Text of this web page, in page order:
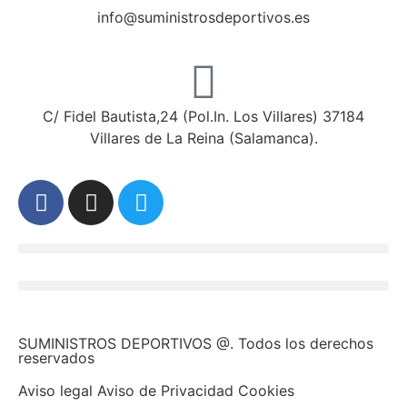
info@suministrosdeportivos.es
C/ Fidel Bautista,24 (Pol.In. Los Villares) 37184
Villares de La Reina (Salamanca).
SUMINISTROS DEPORTIVOS @. Todos los derechos
reservados
Aviso legal Aviso de Privacidad Cookies